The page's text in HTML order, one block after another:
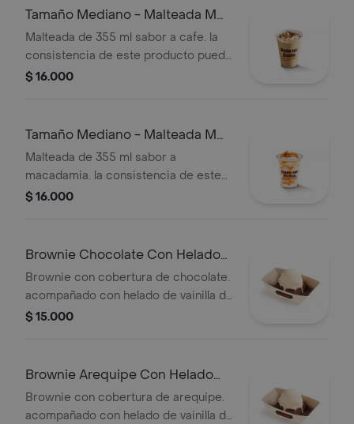
Tamaño Mediano - Malteada M
De Café
Malteada de 355 ml sabor a cafe. la
consistencia de este producto puede
variar debido al tiempo de entrega
$ 16.000
Tamaño Mediano - Malteada M
De Macadamia
Malteada de 355 ml sabor a
macadamia. la consistencia de este
producto puede variar debido al
$ 16.000
Brownie Chocolate Con Helado
Turbo
Brownie con cobertura de chocolate.
acompañado con helado de vainilla de
60 g.
$ 15.000
Brownie Arequipe Con Helado
Turbo
Brownie con cobertura de arequipe.
acompañado con helado de vainilla de